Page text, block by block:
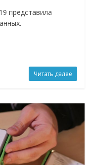
представила
Читать далее